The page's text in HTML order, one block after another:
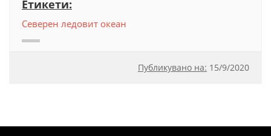
Етикети:
Северен ледовит океан
Публикувано на: 15/9/2020